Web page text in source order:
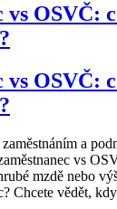
vs OSVČ:
vs OSVČ:
a
vs
mzdě nebo
Chcete vědět,